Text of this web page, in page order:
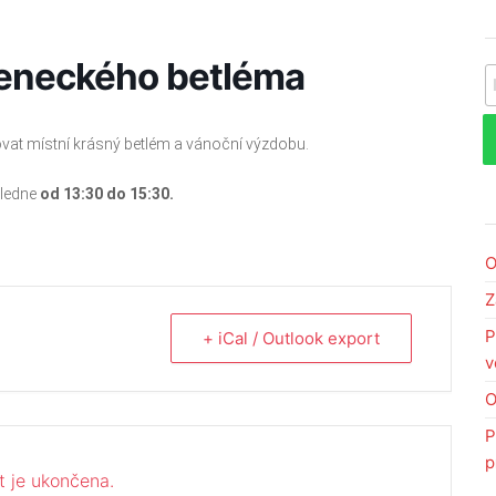
betléma
místní krásný betlém a vánoční výzdobu.
od 13:30 do 15:30.
+ iCal / Outlook export
je ukončena.